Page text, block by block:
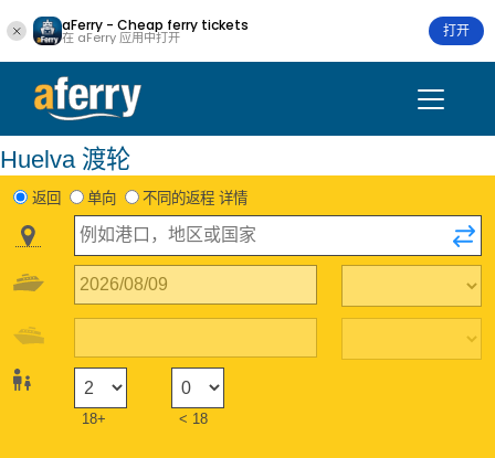
aFerry - Cheap ferry tickets
在 aFerry 应用中打开 打开
Huelva 渡轮
返回 单向 不同的返程 详情
18+ < 18